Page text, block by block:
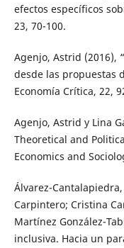
efectos específicos
23, 70-100.
Agenjo, Astrid (2016),
desde las propuestas
Economía Crítica, 22,
Agenjo, Astrid y Lina
Theoretical and
Economics and
Álvarez-
Carpintero; Cristina
Martínez González-
inclusiva. Hacia un